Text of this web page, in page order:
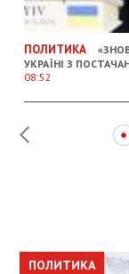
ПОЛИТИКА
УКРАЇНІ З
08:52
ПОЛИТИКА
ПОЛИТИКА
ОБЩЕСТВО
ПОЛИТИКА
ЭКОНОМИКА